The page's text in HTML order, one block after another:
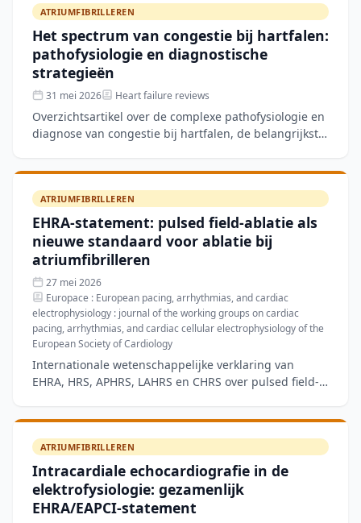
ATRIUMFIBRILLEREN
Het spectrum van congestie bij hartfalen:
pathofysiologie en diagnostische
strategieën
31 mei 2026 Heart failure reviews
Overzichtsartikel over de complexe pathofysiologie en
diagnose van congestie bij hartfalen, de belangrijkste
ATRIUMFIBRILLEREN
EHRA-statement: pulsed field-ablatie als
nieuwe standaard voor ablatie bij
atriumfibrilleren
27 mei 2026
Europace : European pacing, arrhythmias, and cardiac
electrophysiology : journal of the working groups on cardiac
pacing, arrhythmias, and cardiac cellular electrophysiology of the
European Society of Cardiology
Internationale wetenschappelijke verklaring van
EHRA, HRS, APHRS, LAHRS en CHRS over pulsed field-
elektr
ATRIUMFIBRILLEREN
Intracardiale echocardiografie in de
elektrofysiologie: gezamenlijk
EHRA/EAPCI-statement